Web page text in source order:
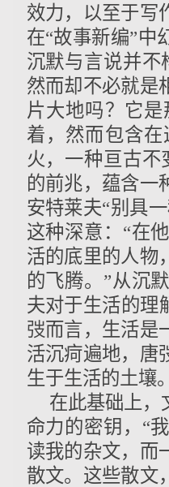
效力，以至于写
在“故事新编”中
沉默与言说并不
然而却不必就是
片大地吗？它
着，然而包含
火，一种亘古不
的前兆，蕴含一
安特莱夫“别具
这种深意：“在
活的底里的人物
的飞腾。”从沉
夫对于生活的理
弢而言，生活是
活沉疴遍地，唐
生于生活的土壤
在此基础上，
命力的密钥，“
读我的杂文，而
散文。这些散文